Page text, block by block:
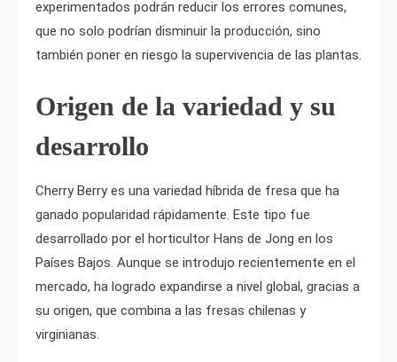
experimentados podrán reducir los errores comunes,
que no solo podrían disminuir la producción, sino
también poner en riesgo la supervivencia de las plantas.
Origen de la variedad y su
desarrollo
Cherry Berry es una variedad híbrida de fresa que ha
ganado popularidad rápidamente. Este tipo fue
desarrollado por el horticultor Hans de Jong en los
Países Bajos. Aunque se introdujo recientemente en el
mercado, ha logrado expandirse a nivel global, gracias a
su origen, que combina a las fresas chilenas y
virginianas.